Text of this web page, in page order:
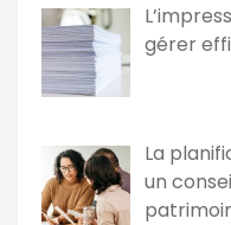
gérer
La
un